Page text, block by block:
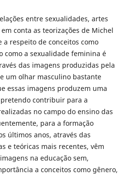
entre sexualidades, artes
conta as teorizações de Michel
respeito de conceitos como
como a sexualidade feminina é
das imagens produzidas pela
um olhar masculino bastante
essas imagens produzem uma
contribuir para a
no campo do ensino das
para a formação
últimos anos, através das
e teóricas mais recentes, vêm
na educação sem,
a conceitos como gênero,